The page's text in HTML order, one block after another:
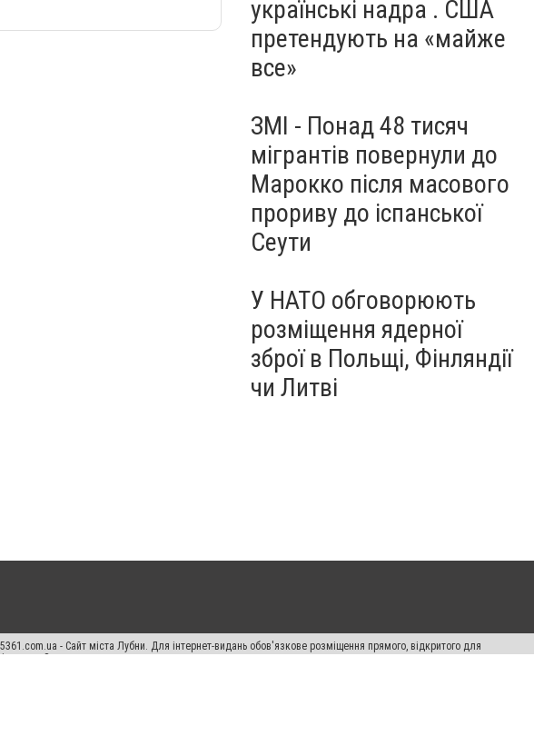
українські надра . США
претендують на «майже
все»
ЗМІ - Понад 48 тисяч
мігрантів повернули до
Марокко після масового
прориву до іспанської
Сеути
У НАТО обговорюють
розміщення ядерної
зброї в Польщі, Фінляндії
чи Литві
- Сайт міста Лубни. Для інтернет-видань обов'язкове розміщення прямого, відкритого для
Законом.